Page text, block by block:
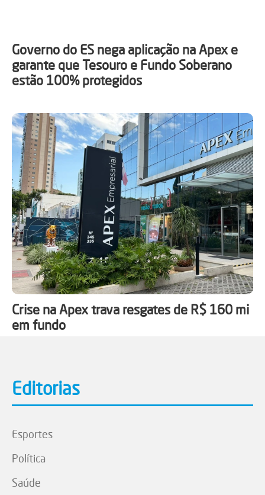
Governo do ES nega aplicação na Apex e
garante que Tesouro e Fundo Soberano
estão 100% protegidos
Crise na Apex trava resgates de R$ 160 mi
em fundo
Editorias
Esportes
Política
Saúde